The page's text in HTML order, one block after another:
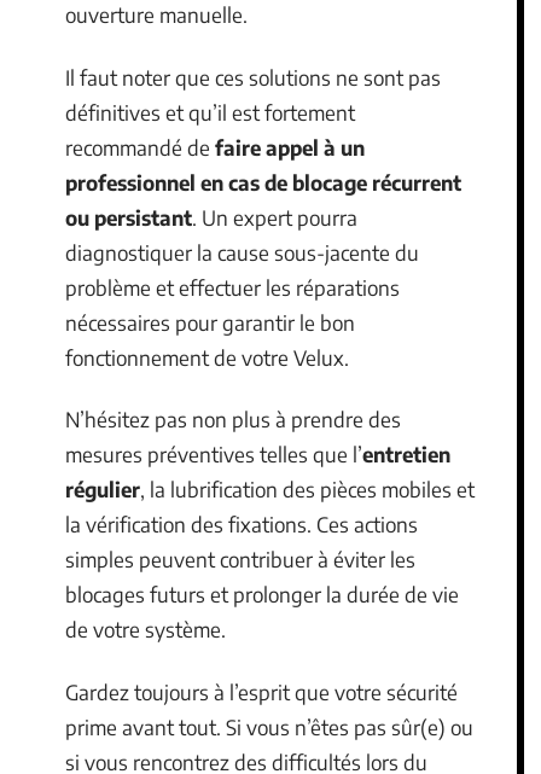
ouverture manuelle.
Il faut noter que ces solutions ne sont pas
définitives et qu’il est fortement
recommandé de faire appel à un
professionnel en cas de blocage récurrent
ou persistant. Un expert pourra
diagnostiquer la cause sous-jacente du
problème et effectuer les réparations
nécessaires pour garantir le bon
fonctionnement de votre Velux.
N’hésitez pas non plus à prendre des
mesures préventives telles que l’entretien
régulier, la lubrification des pièces mobiles et
la vérification des fixations. Ces actions
simples peuvent contribuer à éviter les
blocages futurs et prolonger la durée de vie
de votre système.
Gardez toujours à l’esprit que votre sécurité
prime avant tout. Si vous n’êtes pas sûr(e) ou
si vous rencontrez des difficultés lors du